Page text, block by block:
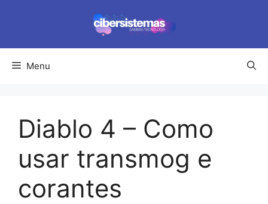
conteúdo
Menu
Diablo 4 – Como
usar transmog e
corantes